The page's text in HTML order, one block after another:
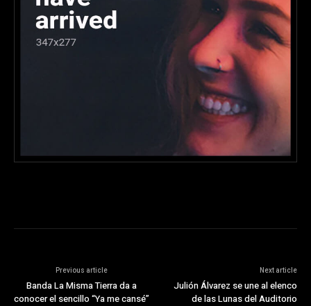
Previous article
Banda La Misma Tierra da a
conocer el sencillo “Ya me cansé”
Next article
Julión Álvarez se une al elenco
de las Lunas del Auditorio